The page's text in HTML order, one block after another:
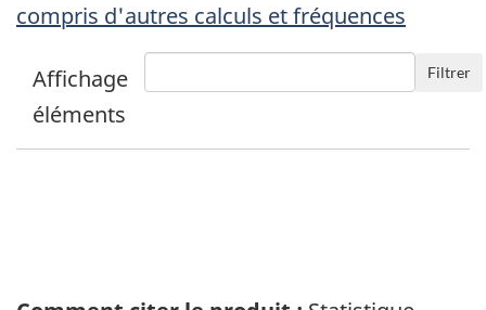
compris d'autres calculs et fréquences
Affichage
éléments
Filtrer